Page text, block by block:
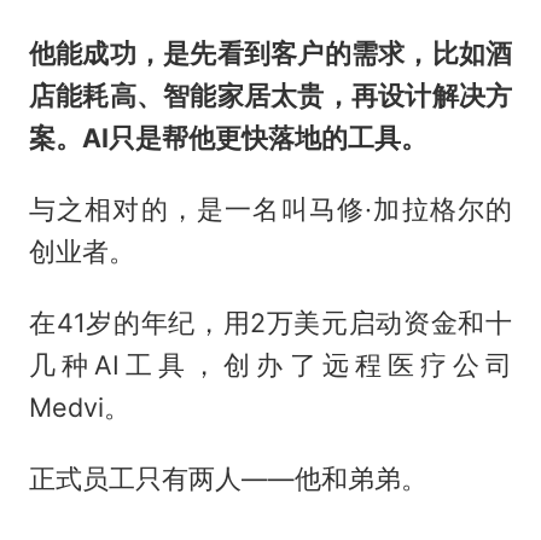
他能成功，是先看到客户的需求，比如酒
店能耗高、智能家居太贵，再设计解决方
案。AI只是帮他更快落地的工具。
与之相对的，是一名叫马修·加拉格尔的
创业者。
在41岁的年纪，用2万美元启动资金和十
几种AI工具，创办了远程医疗公司
Medvi。
正式员工只有两人——他和弟弟。